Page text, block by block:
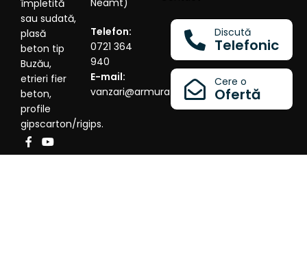
împletită
sau sudată,
plasă
beton tip
Buzău,
etrieri fier
beton,
profile
gipscarton/rigips.
Neamt)
Telefon:
0721 364
940
E-mail:
vanzari@armura.eu
Discută
Telefonic
Cere o
Ofertă